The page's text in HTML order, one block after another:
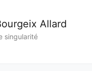
Allard
singularité